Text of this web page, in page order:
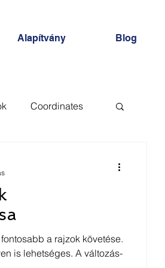
Alapítvány Blog
Coordinates
a rajzok követése.
is lehetséges. A változás-